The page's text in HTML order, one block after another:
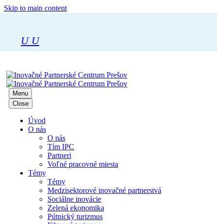
Skip to main content
U U
Menu
Close
Úvod
O nás
O nás
Tím IPC
Partneri
Voľné pracovné miesta
Témy
Témy
Medzisektorové inovačné partnerstvá
Sociálne inovácie
Zelená ekonomika
Pútnický turizmus